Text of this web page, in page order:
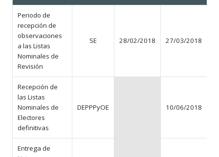
Periodo de
recepción de
observaciones
a las Listas
Nominales de
Revisión
SE 28/02/2018 27/03/2018
Recepción de
las Listas
Nominales de
Electores
definitivas
DEPPPyOE 10/06/2018
Entrega de